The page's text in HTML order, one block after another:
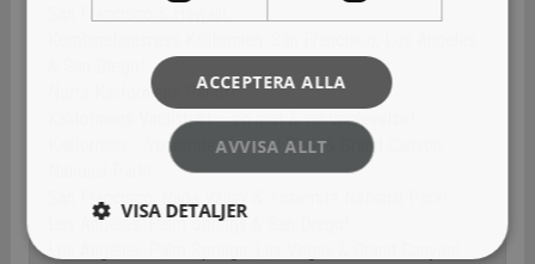
Norra Kaliforniens Pärlor!
Kaliforniens Vindistrikt – en mat & vin upplevelse!
Kalifornien – Yosemite National Park & Grand Canyon
San Francisco, Napa Valley & Yosemite National Park!
Los Angeles, Palm Springs & San Diego!
ACCEPTERA ALLA
AVVISA ALLT
VISA DETALJER